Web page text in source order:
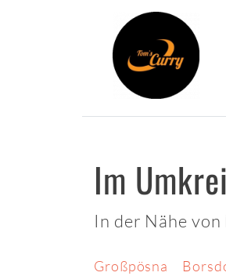
Im
In der Nähe
Großpösna